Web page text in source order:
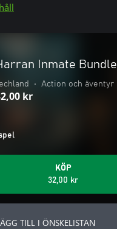
Inmate Bundle
Techland • Action och äventyr
kr
KÖP
32,00 kr
TILL I ÖNSKELISTAN